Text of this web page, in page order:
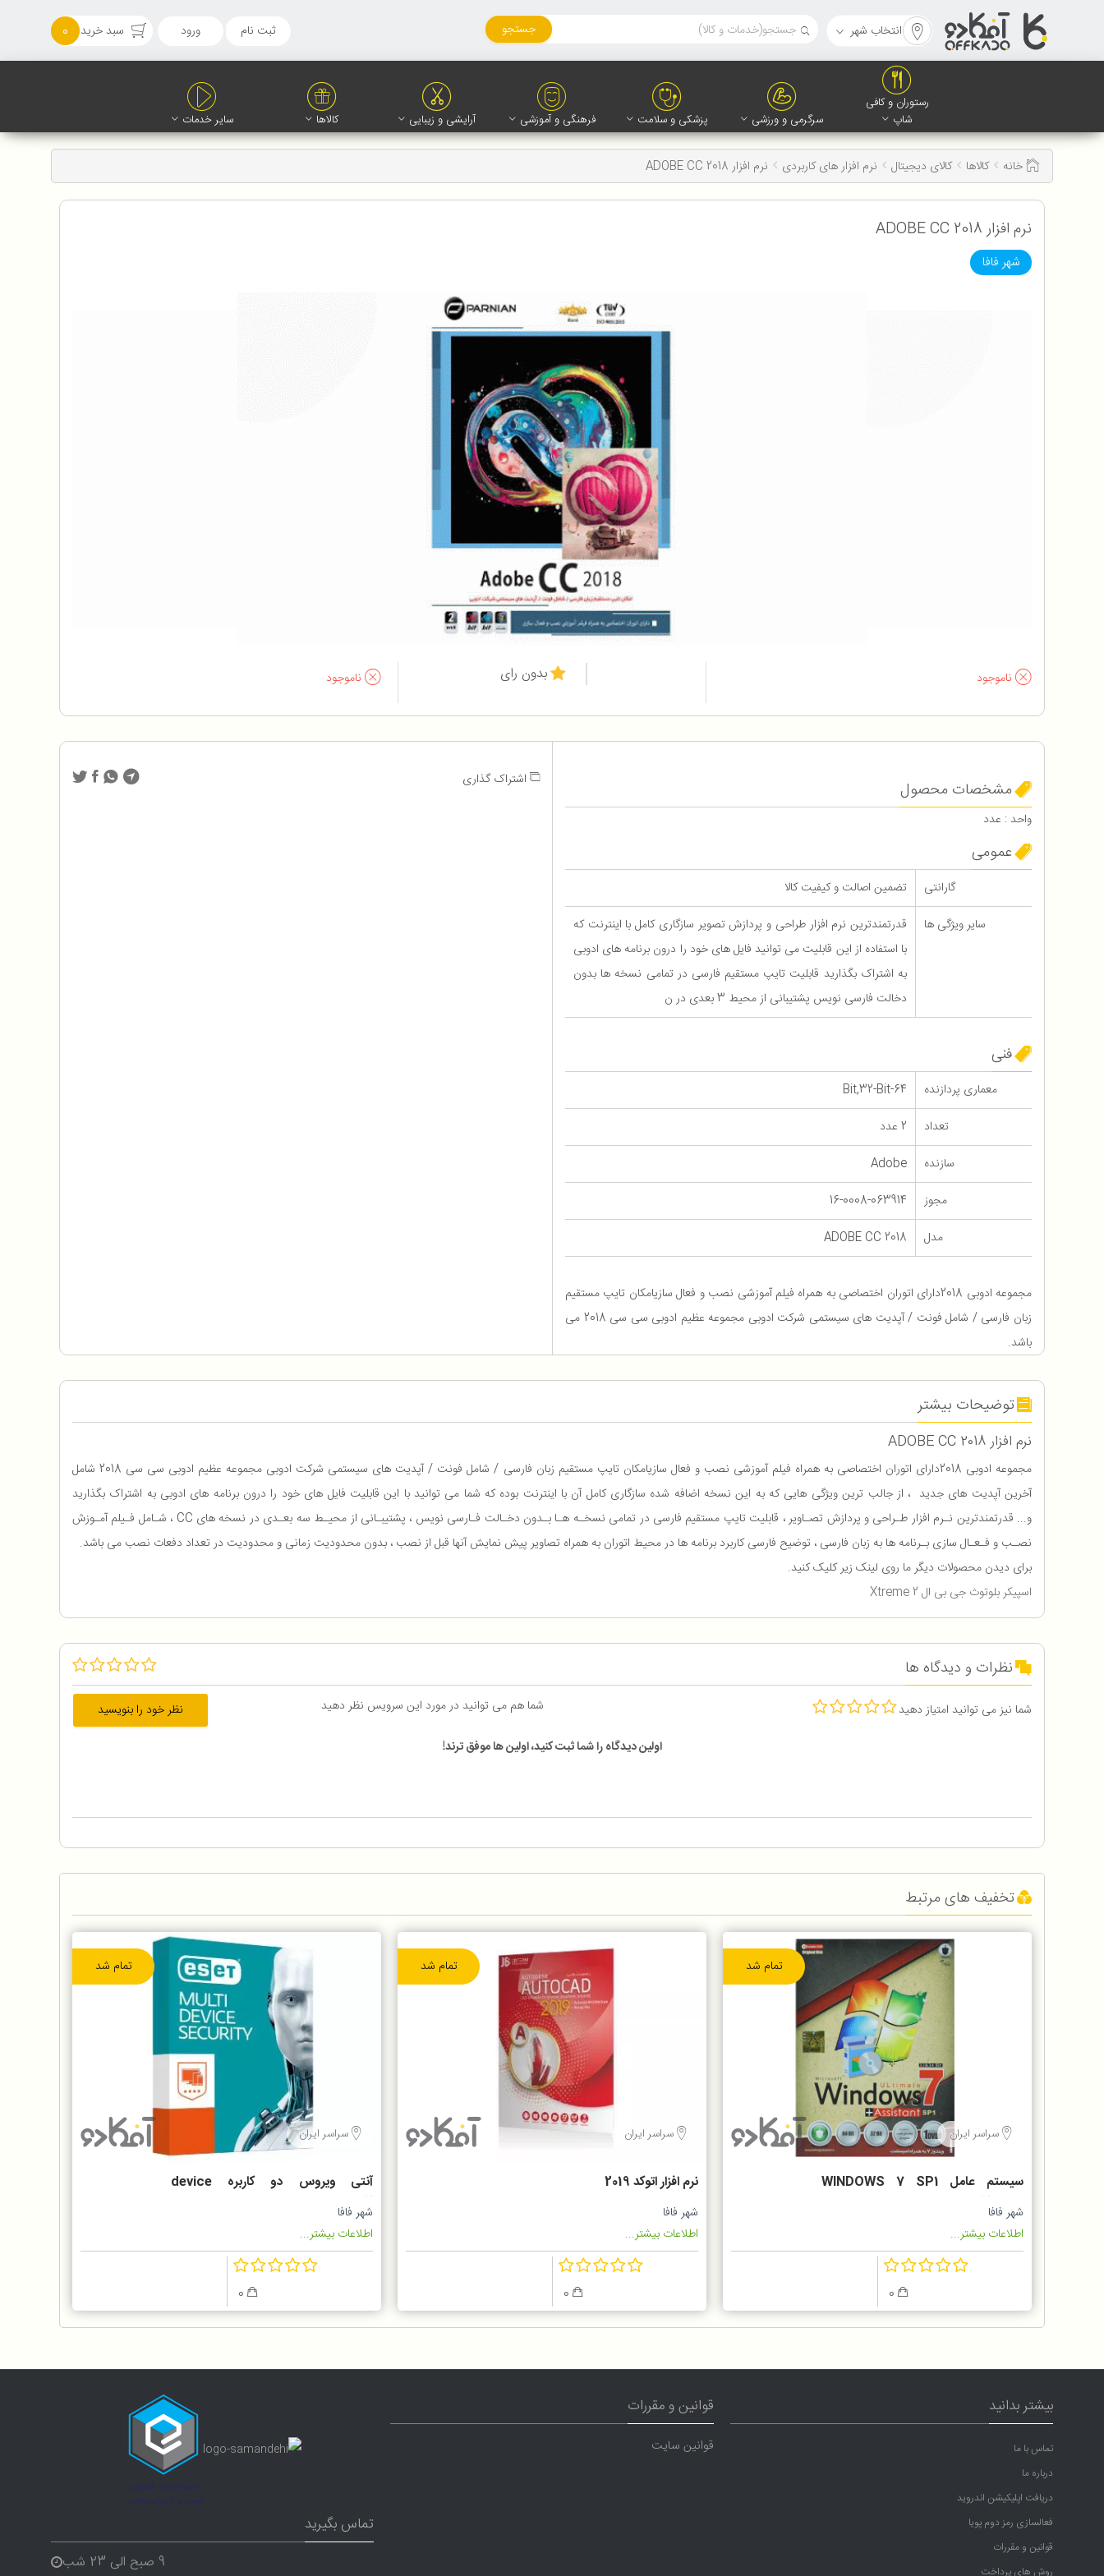
انتخاب شهر جستجو ثبت نام ورود سبد خرید 0
رستوران و کافی
شاپ
سرگرمی و ورزشی پزشکی و سلامت فرهنگی و آموزشی آرایشی و زیبایی کالاها سایر خدمات
خانه کالاها کالای دیجیتال نرم افزار های کاربردی نرم افزار ADOBE CC 2018
نرم افزار ADOBE CC 2018
شهر فافا
ناموجود بدون رای ناموجود
مشخصات محصول
واحد : عدد
عمومی
گارانتی
تضمین اصالت و کیفیت کالا
سایر ویژگی ها
قدرتمندترین نرم افزار طراحی و پردازش تصویر سازگاری کامل با اینترنت که
با استفاده از این قابلیت می توانید فایل های خود را درون برنامه های ادوبی
به اشتراک بگذارید قابلیت تایپ مستقیم فارسی در تمامی نسخه ها بدون
دخالت فارسی نویس پشتیبانی از محیط 3 بعدی در ن
فنی
معماری پردازنده
64-Bit,32-Bit
تعداد
2 عدد
سازنده
Adobe
مجوز
16-0008-063914
مدل
ADOBE CC 2018
مجموعه ادوبی 2018دارای اتوران اختصاصی به همراه فیلم آموزشی نصب و فعال سازیامکان تایپ مستقیم
زبان فارسی / شامل فونت / آپدیت های سیستمی شرکت ادوبی مجموعه عظیم ادوبی سی سی 2018 می
باشد.
اشتراک گذاری
توضیحات بیشتر
نرم افزار ADOBE CC 2018
مجموعه ادوبی 2018دارای اتوران اختصاصی به همراه فیلم آموزشی نصب و فعال سازیامکان تایپ مستقیم زبان فارسی / شامل فونت / آپدیت های سیستمی شرکت ادوبی مجموعه عظیم ادوبی سی سی 2018 شامل
آخرین آپدیت های جدید ، از جالب ترین ویژگی هایی که به این نسخه اضافه شده سازگاری کامل آن با اینترنت بوده که شما می توانید با این قابلیت فایل های خود را درون برنامه های ادوبی به اشتراک بگذارید
و... قدرتمندترین نـرم افزار طـراحی و پردازش تصـاویر ، قابلیت تایپ مستقیم فارسی در تمامی نسخـه هـا بـدون دخـالت فـارسی نویس ، پشتیبـانی از محیـط سه بعـدی در نسخه های CC ، شـامل فـیلم آمـوزش
نصـب و فـعـال سازی بـرنامه ها به زبان فارسی ، توضیح فارسی کاربرد برنامه ها در محیط اتوران به همراه تصاویر پیش نمایش آنها قبل از نصب ، بدون محدودیت زمانی و محدودیت در تعداد دفعات نصب می باشد.
برای دیدن محصولات دیگر ما روی لینک زیر کلیک کنید.
اسپیکر بلوتوث جی بی ال Xtreme 2
نظرات و دیدگاه ها
شما نیز می توانید امتیاز دهید شما هم می توانید در مورد این سرویس نظر دهید
نظر خود را بنویسید
اولین دیدگاه را شما ثبت کنید، اولین ها موفق ترند!
تخفیف های مرتبط
تمام شد
سراسر ایران
سیستم عامل WINDOWS 7 SP1
نسخه 32 و 64 بیتی
شهر فافا
اطلاعات بیشتر...
تمام شد
سراسر ایران
نرم افزار اتوکد 2019
شهر فافا
اطلاعات بیشتر...
تمام شد
سراسر ایران
آنتی ویروس دو کاربره device
security nod 32
شهر فافا
اطلاعات بیشتر...
بیشتر بدانید
تماس با ما
درباره ما
دریافت اپلیکیشن اندروید
فعالسازی رمز دوم پویا
قوانین و مقررات
روش های پرداخت
قوانین و مقررات
قوانین سایت
تماس بگیرید
9 صبح الی 23 شب